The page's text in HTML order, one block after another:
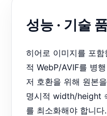
성능 · 기술
히어로 이미지를 포
적 WebP/AVIF를 병
저 호환을 위해 원본
명시적 width/height
를 최소화해야 합니